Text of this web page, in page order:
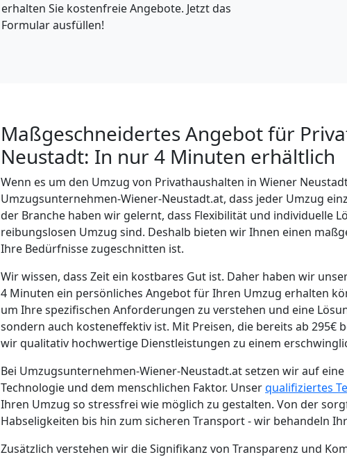
erhalten Sie kostenfreie Angebote. Jetzt das
Formular ausfüllen!
Maßgeschneidertes Angebot für
Neustadt: In nur 4 Minuten erhältlich
Wenn es um den Umzug von Privathaushalten in Wiener
Umzugsunternehmen-Wiener-Neustadt.at, dass jeder Umzug
der Branche haben wir gelernt, dass Flexibilität und individuelle
reibungslosen Umzug sind. Deshalb bieten wir Ihnen einen
Ihre Bedürfnisse zugeschnitten ist.
Wir wissen, dass Zeit ein kostbares Gut ist. Daher haben wir
4 Minuten ein persönliches Angebot für Ihren Umzug erhalten
um Ihre spezifischen Anforderungen zu verstehen und eine
sondern auch kosteneffektiv ist. Mit Preisen, die bereits ab 295€
wir qualitativ hochwertige Dienstleistungen zu einem
Bei Umzugsunternehmen-Wiener-Neustadt.at setzen wir auf
Technologie und dem menschlichen Faktor. Unserqualifiziertes
Ihren Umzug so stressfrei wie möglich zu gestalten. Von der
Habseligkeiten bis hin zum sicheren Transport - wir behandeln
Zusätzlich verstehen wir die Signifikanz von Transparenz und